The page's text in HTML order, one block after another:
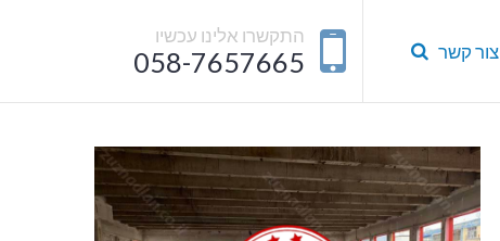
התקשרו אלינו עכשיו
058-7657665 צור קשר